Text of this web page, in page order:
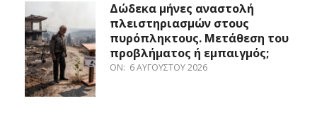
Δώδεκα μήνες αναστολή
πλειστηριασμών στους
πυρόπληκτους. Μετάθεση του
προβλήματος ή εμπαιγμός;
ON: 6 ΑΥΓΟΎΣΤΟΥ 2026